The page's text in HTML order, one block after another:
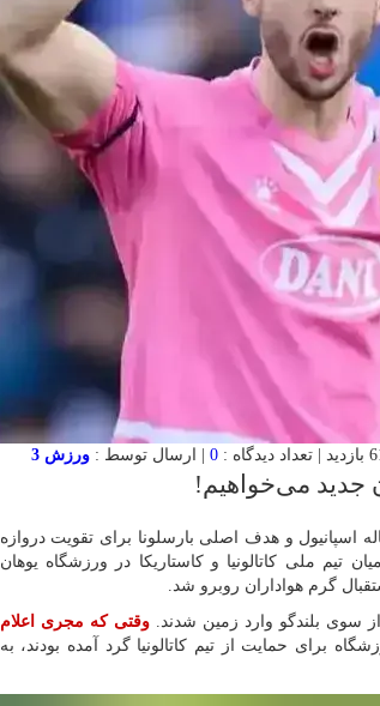
0 | ارسال توسط : ورزش 3
جدید می‌خواهیم!
“ورزش سه”، خوان گارسیا، دروازه‌بان ۲۴ ساله اسپانیول و هدف اصلی بارسلونا برای تقویت دروازه
تیم ملی کاتالونیا و کاستاریکا در ورزشگاه یوهان
گرم هواداران روبرو شد.
از سوی بلندگو وارد زمین شدند.وقتی که مجری اعلام
ورزشگاه برای حمایت از تیم کاتالونیا گرد آمده بودند، به